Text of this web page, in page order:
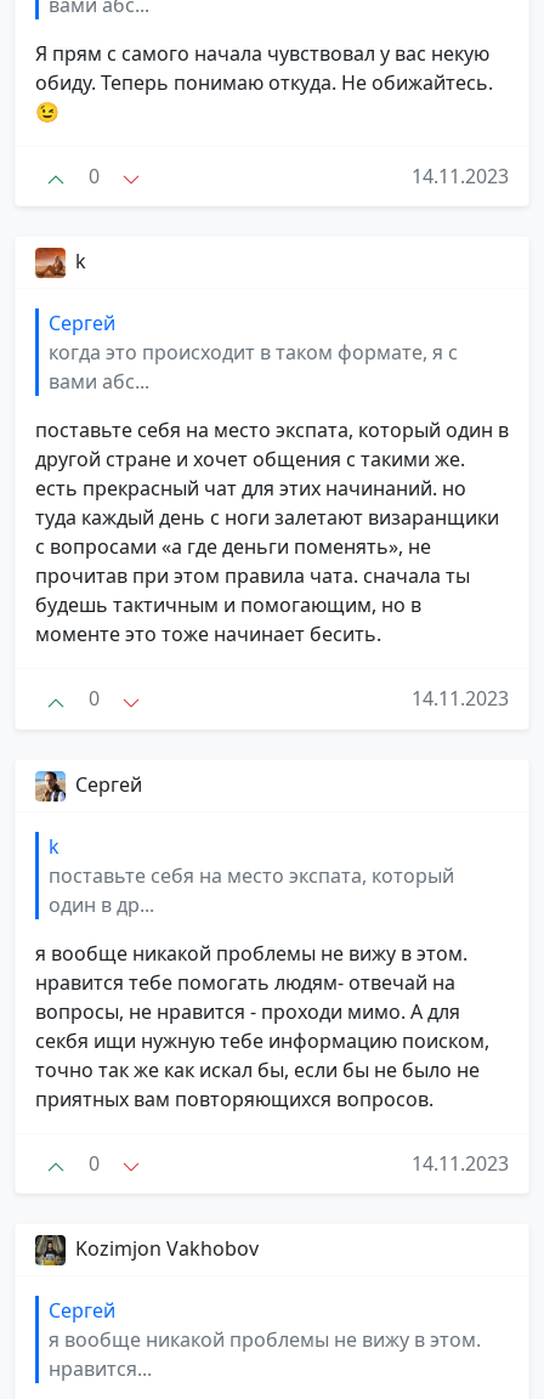
Я прям с самого начала чувствовал у вас некую
обиду. Теперь понимаю откуда. Не обижайтесь.
😉
0 14.11.2023
k
Сергей
когда это происходит в таком формате, я с
вами абс...
поставьте себя на место экспата, который один в
другой стране и хочет общения с такими же.
есть прекрасный чат для этих начинаний. но
туда каждый день с ноги залетают визаранщики
с вопросами «а где деньги поменять», не
прочитав при этом правила чата. сначала ты
будешь тактичным и помогающим, но в
моменте это тоже начинает бесить.
0 14.11.2023
Сергей
k
поставьте себя на место экспата, который
один в др...
я вообще никакой проблемы не вижу в этом.
нравится тебе помогать людям- отвечай на
вопросы, не нравится - проходи мимо. А для
секбя ищи нужную тебе информацию поиском,
точно так же как искал бы, если бы не было не
приятных вам повторяющихся вопросов.
0 14.11.2023
Kozimjon Vakhobov
Сергей
я вообще никакой проблемы не вижу в этом.
нравится...